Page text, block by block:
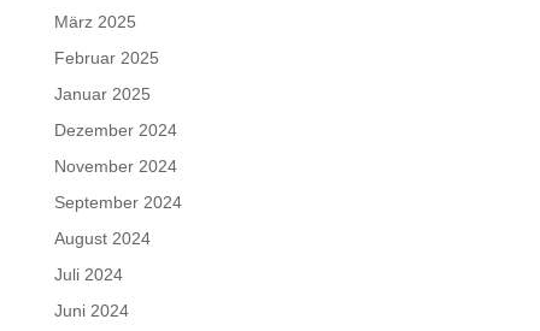
März 2025
Februar 2025
Januar 2025
Dezember 2024
November 2024
September 2024
August 2024
Juli 2024
Juni 2024